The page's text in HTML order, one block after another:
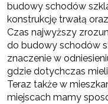
budowy schodów
konstrukcję trwałą
Czas najwyższy
do budowy schodów
znaczenie w
gdzie dotychczas
Teraz także w
miejscach mamy